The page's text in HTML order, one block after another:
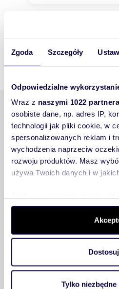
Zgoda Szczegóły
Odpowiedzialne
Wraz z naszymi 1022
osobiste dane, np. adres IP,
technologii jak pliki cookie, w
spersonalizowanych reklam i
wychodzenia naprzeciw
rozwoju produktów. Masz
używa Twoich danych i w
Gromadzić dane
geograficznej z
Identyfikować Twoje
czyli wirtualny odcisk palca)
Dowiedz się więcej odnośnie
dane są przetwarzane oraz
Dostosuj
Tylko
Rynek nieruchomości
Warszawa –
rozwój miasta